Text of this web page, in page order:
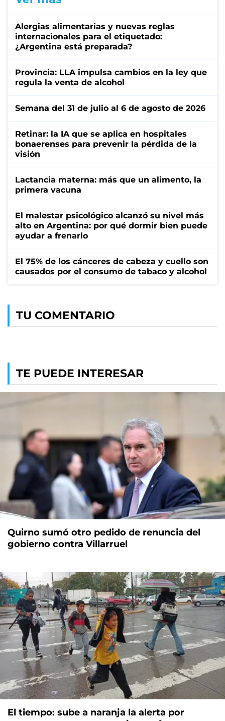
Alergias alimentarias y nuevas reglas
internacionales para el etiquetado:
¿Argentina está preparada?
Provincia: LLA impulsa cambios en la ley que
regula la venta de alcohol
Semana del 31 de julio al 6 de agosto de 2026
Retinar: la IA que se aplica en hospitales
bonaerenses para prevenir la pérdida de la
visión
Lactancia materna: más que un alimento, la
primera vacuna
El malestar psicológico alcanzó su nivel más
alto en Argentina: por qué dormir bien puede
ayudar a frenarlo
El 75% de los cánceres de cabeza y cuello son
causados por el consumo de tabaco y alcohol
TU COMENTARIO
TE PUEDE INTERESAR
Quirno sumó otro pedido de renuncia del
gobierno contra Villarruel
El tiempo: sube a naranja la alerta por